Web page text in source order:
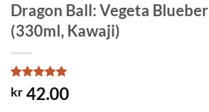
Dragon Ball: Vegeta
(330ml, Kawaji)
Rated5
out of 5
1
kr 42.00